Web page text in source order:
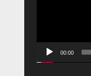
00:00